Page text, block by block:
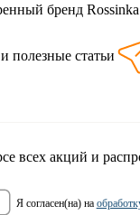
бренд
полезные статьи
всех акций и
я согласен(на) на